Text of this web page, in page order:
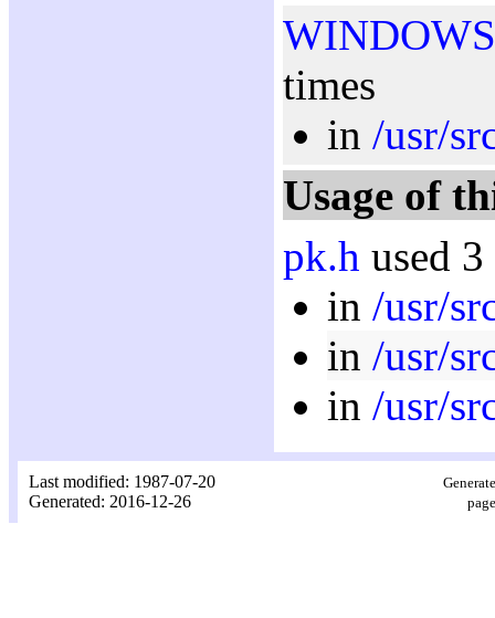
WINDOWS
times
in /usr/
Usage of
pk.h used
in /usr/
in /usr/
in /usr/
Last modified: 1987-07-20
Generated: 2016-12-26